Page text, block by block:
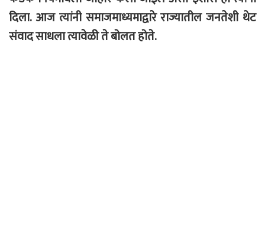
दिला. आज त्यांनी समाजमाध्यमाद्वारे राज्यातील जनतेशी थेट
संवाद साधला त्यावेळी ते बोलत होते.